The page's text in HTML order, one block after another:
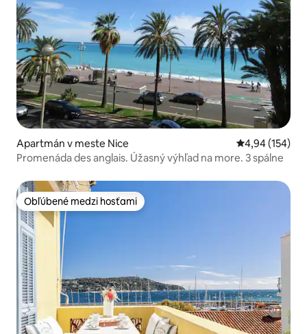
Apartmán v meste Nice Priemerné
4,94 (154)
Promenáda des anglais. Úžasný výhľad na more. 3 spálne
Obľúbené medzi hosťami
Obľúbené medzi hosťami